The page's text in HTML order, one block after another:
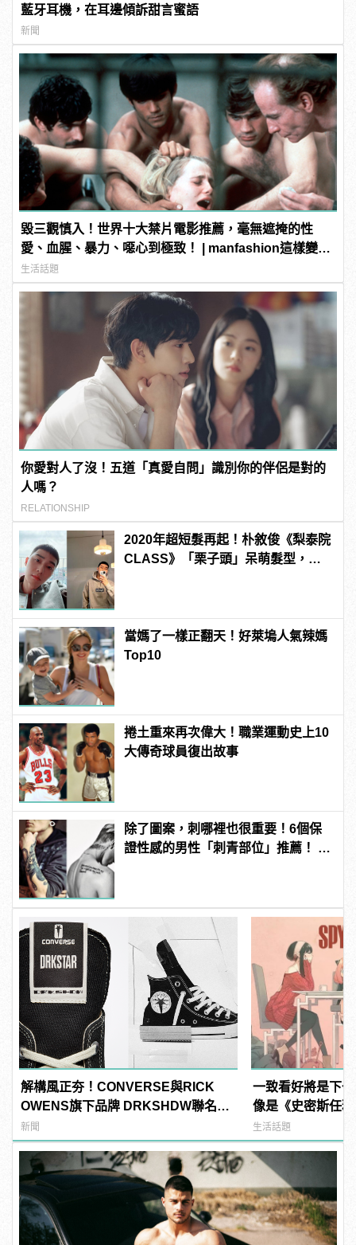
藍牙耳機，在耳邊傾訴甜言蜜語
新聞
毀三觀慎入！世界十大禁片電影推薦，毫無遮掩的性
愛、血腥、暴力、噁心到極致！ | manfashion這樣變型
男
生活話題
你愛對人了沒！五道「真愛自問」識別你的伴侶是對的
人嗎？
RELATIONSHIP
2020年超短髮再起！朴敘俊《梨泰院
CLASS》「栗子頭」呆萌髮型，你
當媽了一樣正翻天！好萊塢人氣辣媽
Top10
捲土重來再次偉大！職業運動史上10
大傳奇球員復出故事
除了圖案，刺哪裡也很重要！6個保
證性感的男性「刺青部位」推薦！ |
解構風正夯！CONVERSE與RICK
OWENS旗下品牌 DRKSHDW聯名，
推出全新「DRKSTAR」系列
新聞
一致看好將是下
像是《史密斯任
《SPY×FAMILY
生活話題